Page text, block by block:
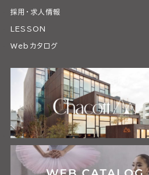
採用・求人情報
LESSON
Webカタログ